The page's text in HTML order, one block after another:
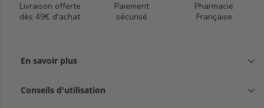
Livraison offerte
dès 49€ d'achat
Paiement
sécurisé
Pharmacie
Française
En savoir plus
Conseils d'utilisation